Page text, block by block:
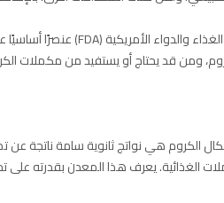
ومن قد يحتاج أو يستفيد من مكملات
هي نواتج ثانوية سامة ناتجة عن
الغذائية. يعرف هذا المعدن بقدرته